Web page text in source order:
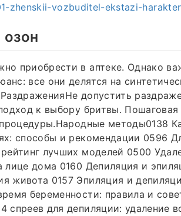
zhenskii-vozbuditel-ekstazi-
приобрести в аптеке. Однако
все они делятся на
допустить
к выбору бритвы. Пошаговая
методы0138
способы и рекомендации 0596
лучших моделей 0500
лице дома 0160 Депиляция и
живота 0157 Эпиляция и
беременности: правила и
для депиляции: удаление